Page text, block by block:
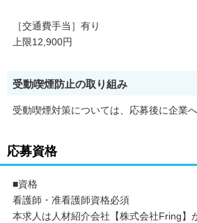
［交通費手当］有り
上限12,900円
受動喫煙防止の取り組み
受動喫煙対策については、応募後に企業
応募資格
■資格
看護師・准看護師資格必須
本求人は人材紹介会社【株式会社Fring】